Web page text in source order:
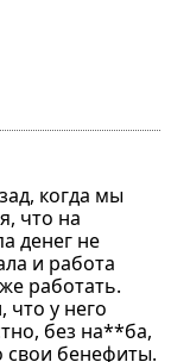
когда мы
что на
денег не
и работа
работать.
что у него
без на**ба,
свои бенефиты.